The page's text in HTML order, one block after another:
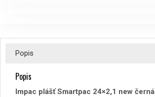
Popis
Popis
Impac plášť Smartpac 24×2,1 new černá